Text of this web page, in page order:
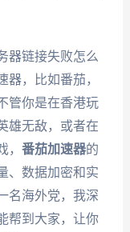
器链接失败怎么
，比如番茄，
管你是在香港玩
雄无敌，或者在
番茄加速器的
、数据加密和实
名海外党，我深
帮到大家，让你